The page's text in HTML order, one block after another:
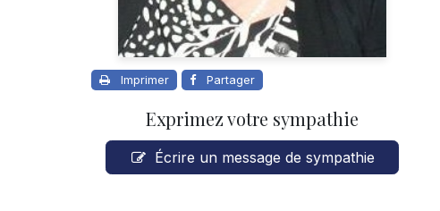
Imprimer Partager
Exprimez votre sympathie
Écrire un message de sympathie